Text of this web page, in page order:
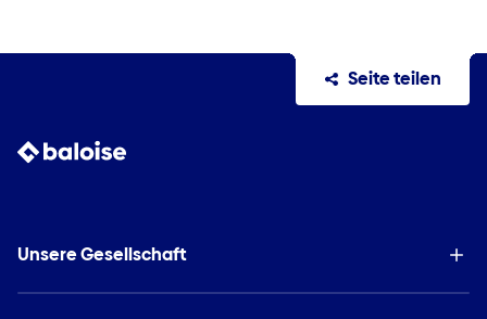
Seite teilen
Unsere Gesellschaft